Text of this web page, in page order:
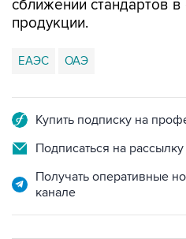
ЕАЭС ОАЭ
Подписаться на рассылку
Получать оперативные